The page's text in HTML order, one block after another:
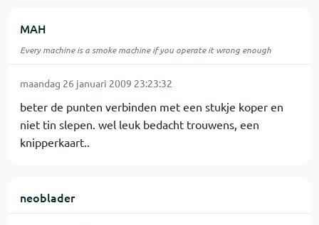
MAH
Every machine is a smoke machine if you operate it wrong enough
maandag 26 januari 2009 23:23:32
beter de punten verbinden met een stukje koper en
niet tin slepen. wel leuk bedacht trouwens, een
knipperkaart..
neoblader